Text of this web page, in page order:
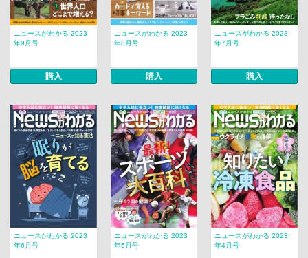
ニュースがわかる 2023
年9月号
購入
ニュースがわかる 2023
年8月号
購入
ニュースがわかる 2023
年7月号
購入
ニュースがわかる 2023
年6月号
ニュースがわかる 2023
年5月号
ニュースがわかる 2023
年4月号